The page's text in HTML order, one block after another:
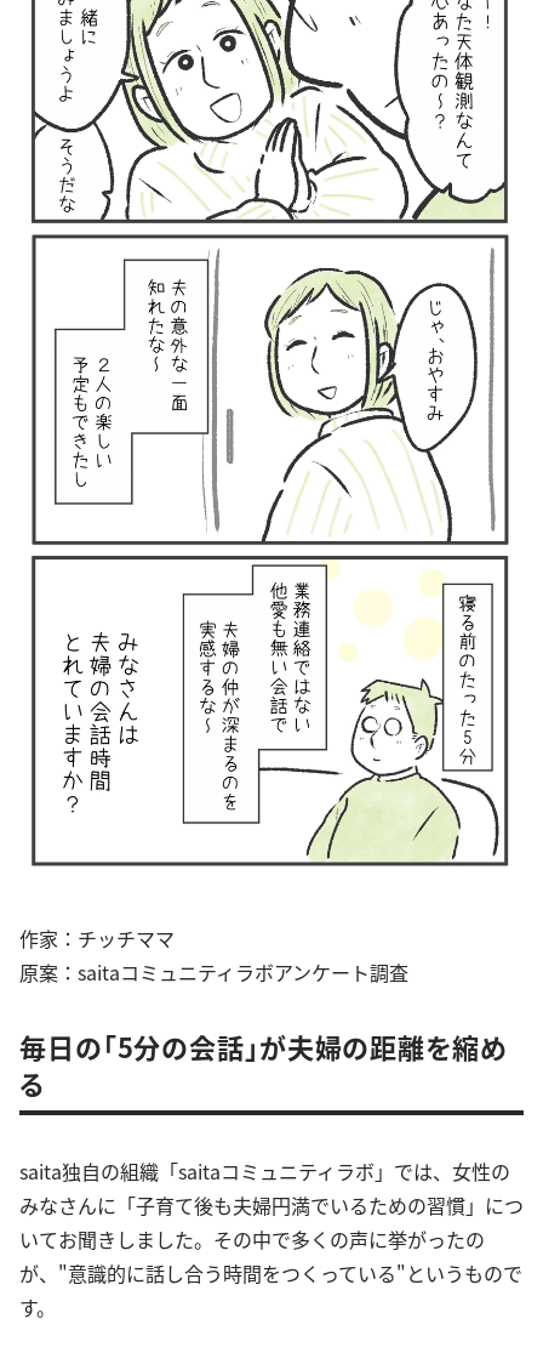
作家：チッチママ
原案：saitaコミュニティラボアンケート調査
毎日の「5分の会話」が夫婦の距離を縮め
る
saita独自の組織「saitaコミュニティラボ」では、女性の
みなさんに「子育て後も夫婦円満でいるための習慣」につ
いてお聞きしました。その中で多くの声に挙がったの
が、"意識的に話し合う時間をつくっている"というもので
す。